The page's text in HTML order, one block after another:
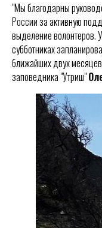
"Мы благодарны
Россииза активную
выделение волонтеров.
субботниках
ближайших двух
заповедника "Утриш"